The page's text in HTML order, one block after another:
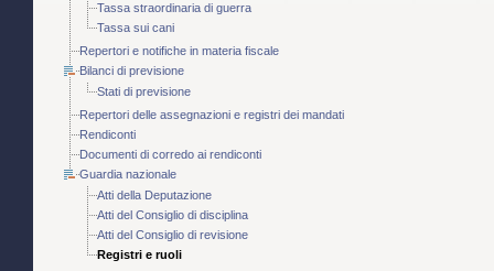
Tassa straordinaria di guerra
Tassa sui cani
Repertori e notifiche in materia fiscale
Bilanci di previsione
Stati di previsione
Repertori delle assegnazioni e registri dei mandati
Rendiconti
Documenti di corredo ai rendiconti
Guardia nazionale
Atti della Deputazione
Atti del Consiglio di disciplina
Atti del Consiglio di revisione
Registri e ruoli